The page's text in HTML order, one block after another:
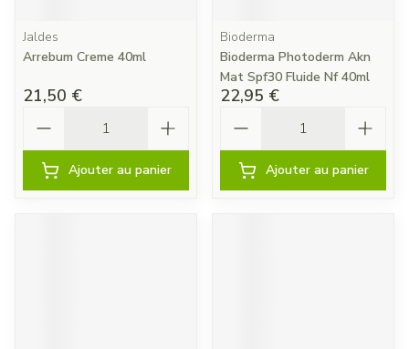
Jaldes
Arrebum Creme 40ml
21,50 €
Ajouter au panier
Bioderma
Bioderma Photoderm Akn
Mat Spf30 Fluide Nf 40ml
22,95 €
Ajouter au panier